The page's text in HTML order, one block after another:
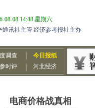
电商价格战真相